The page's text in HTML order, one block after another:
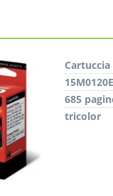
Cartuccia
15M0120E
685
tricolor